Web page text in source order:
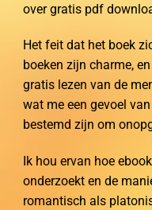
over gratis pdf
Het feit dat het boek
boeken zijn charme,
gratis lezen van de
wat me een gevoel
bestemd zijn om
Ik hou ervan hoe
onderzoekt en de
romantisch als